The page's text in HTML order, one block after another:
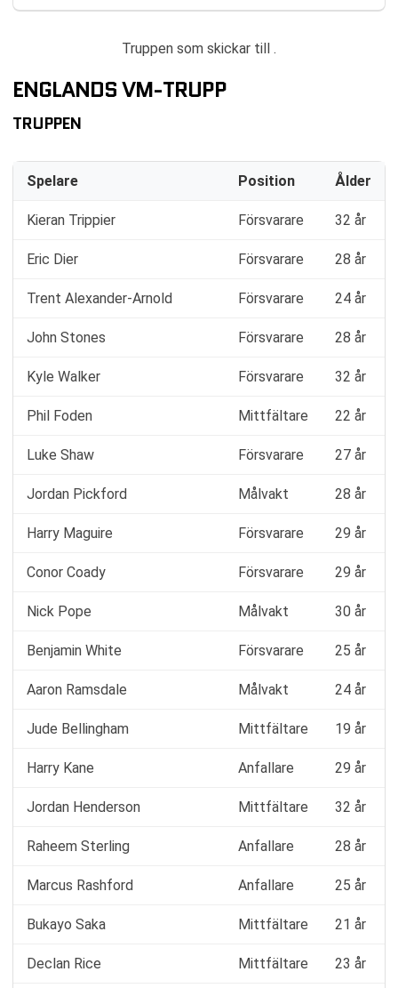
Truppen som skickar till .
ENGLANDS VM-TRUPP
TRUPPEN
Spelare Position Ålder
Kieran Trippier Försvarare 32 år
Eric Dier Försvarare 28 år
Trent Alexander-Arnold Försvarare 24 år
John Stones Försvarare 28 år
Kyle Walker Försvarare 32 år
Phil Foden Mittfältare 22 år
Luke Shaw Försvarare 27 år
Jordan Pickford Målvakt 28 år
Harry Maguire Försvarare 29 år
Conor Coady Försvarare 29 år
Nick Pope Målvakt 30 år
Benjamin White Försvarare 25 år
Aaron Ramsdale Målvakt 24 år
Jude Bellingham Mittfältare 19 år
Harry Kane Anfallare 29 år
Jordan Henderson Mittfältare 32 år
Raheem Sterling Anfallare 28 år
Marcus Rashford Anfallare 25 år
Bukayo Saka Mittfältare 21 år
Declan Rice Mittfältare 23 år